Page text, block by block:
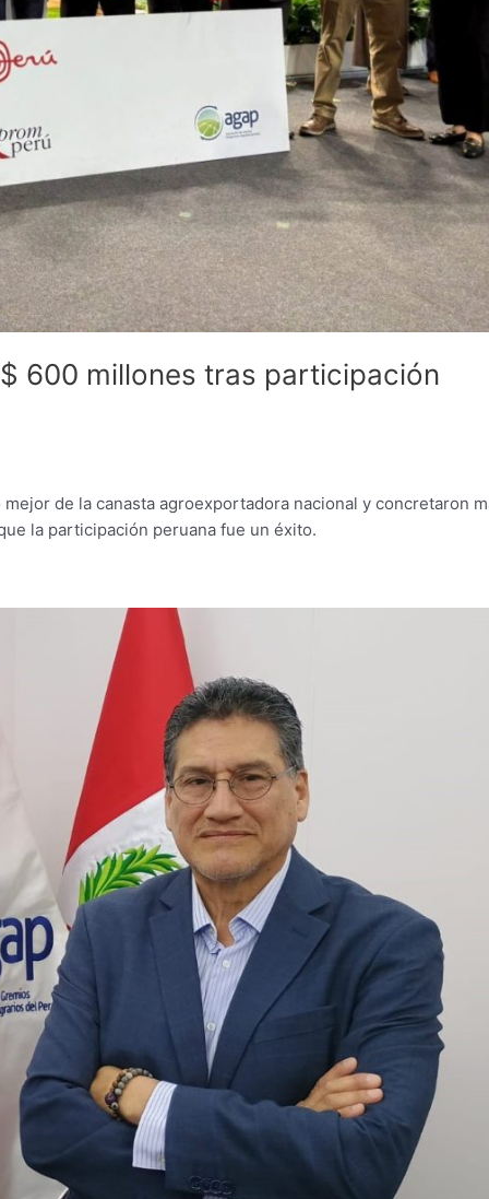
600 millones tras participación
de la canasta agroexportadora nacional y concretaron
la participación peruana fue un éxito.